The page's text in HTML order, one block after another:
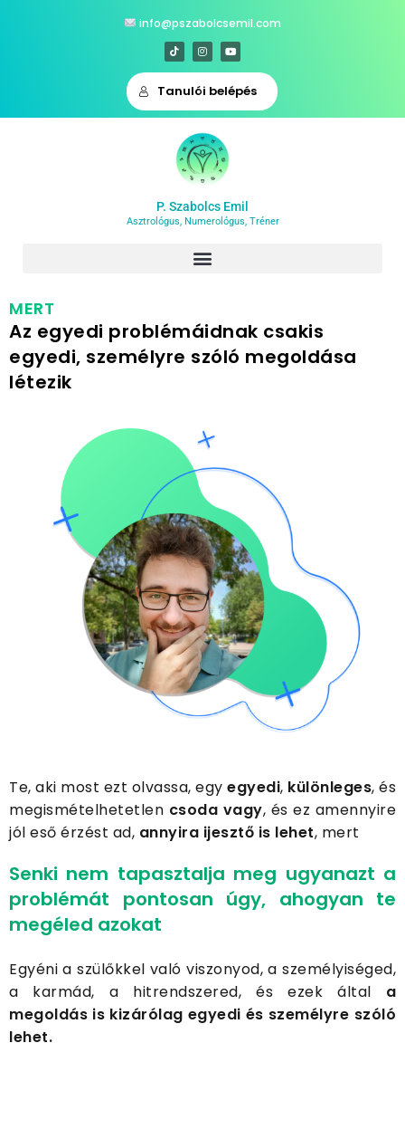
︎ info@pszabolcsemil.com
Tanulói belépés
P. Szabolcs Emil
Asztrológus, Numerológus, Tréner
MERT
Az egyedi problémáidnak csakis
egyedi, személyre szóló megoldása
létezik
Te, aki most ezt olvassa, egy egyedi, különleges, és
megismételhetetlen csoda vagy, és ez amennyire
jól eső érzést ad, annyira ijesztő is lehet, mert
Senki nem tapasztalja meg ugyanazt a
problémát pontosan úgy, ahogyan te
megéled azokat
Egyéni a szülőkkel való viszonyod, a személyiséged,
a karmád, a hitrendszered, és ezek által a
megoldás is kizárólag egyedi és személyre szóló
lehet.